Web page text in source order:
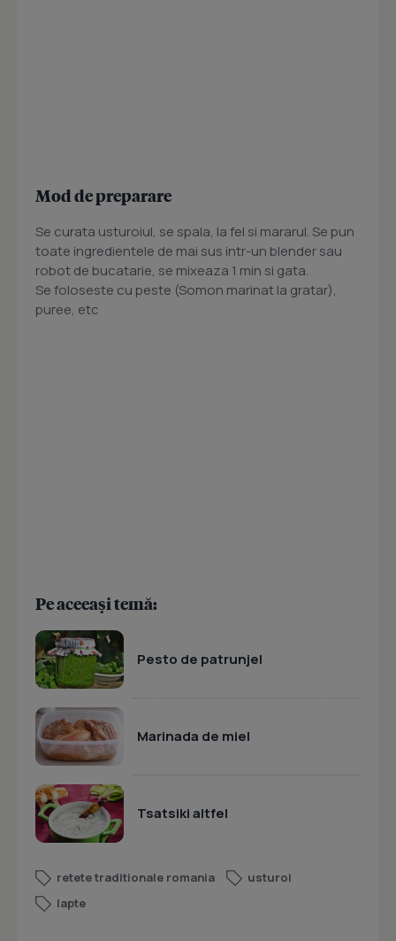
Mod de preparare
Se curata usturoiul, se spala, la fel si mararul. Se pun
toate ingredientele de mai sus intr-un blender sau
robot de bucatarie, se mixeaza 1 min si gata.
Se foloseste cu peste (Somon marinat la gratar),
puree, etc
Pe aceeași temă:
Pesto de patrunjel
Marinada de miel
Tsatsiki altfel
retete traditionale romania
usturoi
lapte